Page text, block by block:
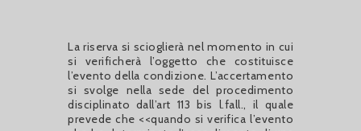
La riserva si scioglierà nel momento in cui
si verificherà l’oggetto che costituisce
l’evento della condizione. L’accertamento
si svolge nella sede del procedimento
disciplinato dall’art 113 bis l.fall., il quale
prevede che <<quando si verifica l’evento